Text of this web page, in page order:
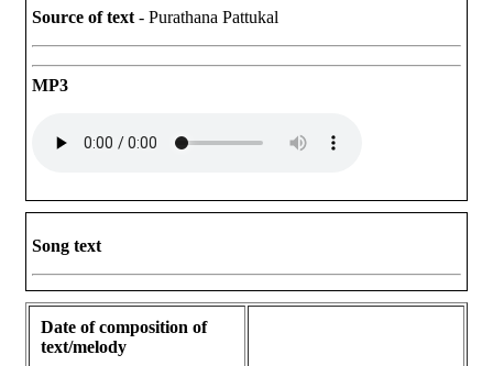
Source of text - Purathana Pattukal
MP3
Song text
Date of composition of
text/melody